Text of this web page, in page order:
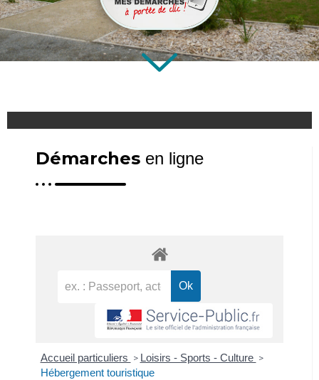
Démarches en ligne
Accueil particuliers > Loisirs - Sports - Culture >
Hébergement touristique